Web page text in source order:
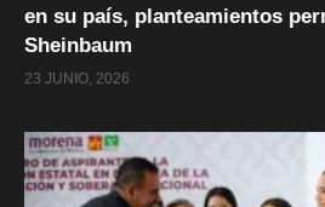
en su país, planteamientos
Sheinbaum
23 JUNIO, 2026